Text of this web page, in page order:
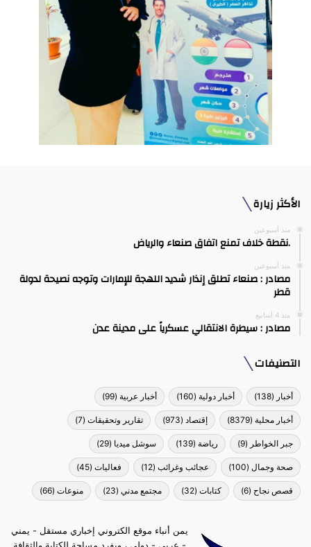
الأكثر زيارة
منذ أسبوعين
.نقطة خلاف تمنع اتفاق صنعاء والرياض
منذ أسبوعين
مصادر : صنعاء تطلق إنذار شديد اللهجة للإمارات وتوجه نصيحة لدولة
قطر
منذ 4 أسابيع
مصادر : سيطرة الانتقالي عسكرياً على مدينة عدن
التصنيفات
أخبار (138) أخبار دولية (160) أخبار عربية (99)
أخبار محلية (8379) إقتصاد (973) تقارير وتحقيقات (7)
جبر الخواطر (9) رياضة (139) سوشل ميديا (29)
صحة وجمال (100) عجائب وغرائب (12) فعاليات (45)
قصص نجاح (6) كتابات (32) مجتمع مدني (23) منوعات (66)
يمن أنباء موقع الكتروني إخباري مستقل - يمني